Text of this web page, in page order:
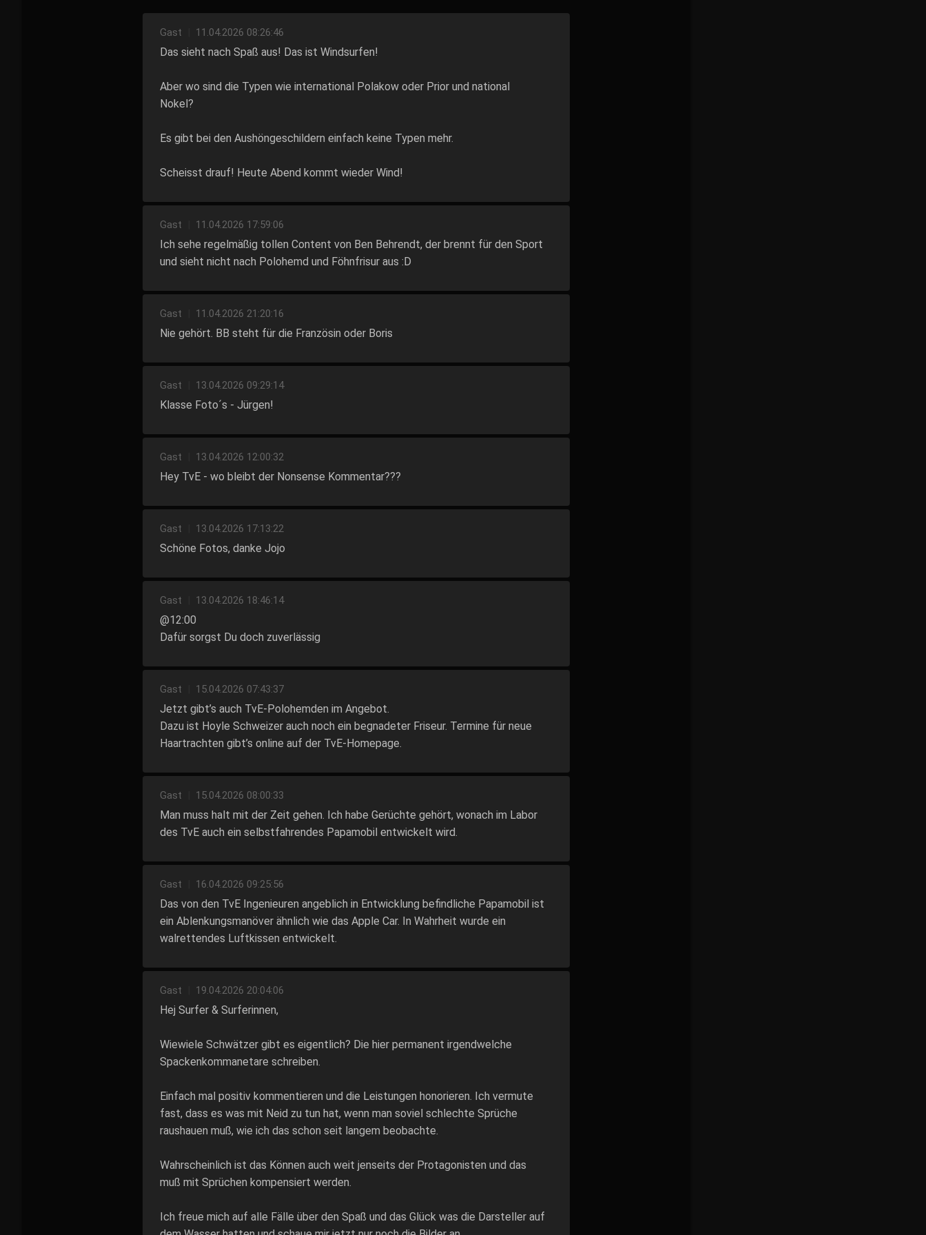
Gast 11.04.2026 08:26:46
Das sieht nach Spaß aus! Das ist Windsurfen!
Aber wo sind die Typen wie international Polakow oder Prior und national
Nokel?
Es gibt bei den Aushöngeschildern einfach keine Typen mehr.
Scheisst drauf! Heute Abend kommt wieder Wind!
Gast 11.04.2026 17:59:06
Ich sehe regelmäßig tollen Content von Ben Behrendt, der brennt für den Sport
und sieht nicht nach Polohemd und Föhnfrisur aus :D
Gast 11.04.2026 21:20:16
Nie gehört. BB steht für die Französin oder Boris
Gast 13.04.2026 09:29:14
Klasse Foto´s - Jürgen!
Gast 13.04.2026 12:00:32
Hey TvE - wo bleibt der Nonsense Kommentar???
Gast 13.04.2026 17:13:22
Schöne Fotos, danke Jojo
Gast 13.04.2026 18:46:14
@12:00
Dafür sorgst Du doch zuverlässig
Gast 15.04.2026 07:43:37
Jetzt gibt’s auch TvE-Polohemden im Angebot.
Dazu ist Hoyle Schweizer auch noch ein begnadeter Friseur. Termine für neue
Haartrachten gibt’s online auf der TvE-Homepage.
Gast 15.04.2026 08:00:33
Man muss halt mit der Zeit gehen. Ich habe Gerüchte gehört, wonach im Labor
des TvE auch ein selbstfahrendes Papamobil entwickelt wird.
Gast 16.04.2026 09:25:56
Das von den TvE Ingenieuren angeblich in Entwicklung befindliche Papamobil ist
ein Ablenkungsmanöver ähnlich wie das Apple Car. In Wahrheit wurde ein
walrettendes Luftkissen entwickelt.
Gast 19.04.2026 20:04:06
Hej Surfer & Surferinnen,
Wiewiele Schwätzer gibt es eigentlich? Die hier permanent irgendwelche
Spackenkommanetare schreiben.
Einfach mal positiv kommentieren und die Leistungen honorieren. Ich vermute
fast, dass es was mit Neid zu tun hat, wenn man soviel schlechte Sprüche
raushauen muß, wie ich das schon seit langem beobachte.
Wahrscheinlich ist das Können auch weit jenseits der Protagonisten und das
muß mit Sprüchen kompensiert werden.
Ich freue mich auf alle Fälle über den Spaß und das Glück was die Darsteller auf